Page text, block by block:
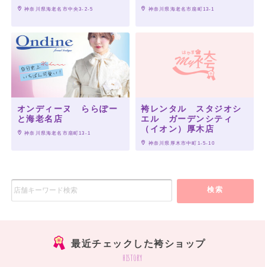
神奈川県海老名市中央3-2-5 神奈川県海老名市扇町13-1
オンディーヌ ららぽー
と海老名店
神奈川県海老名市扇町13-1
袴レンタル スタジオシ
エル ガーデンシティ
（イオン）厚木店
神奈川県厚木市中町1-5-10
検索
最近チェックした袴ショップ
history